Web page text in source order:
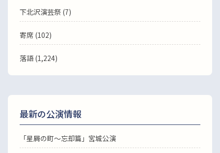
下北沢演芸祭 (7)
寄席 (102)
落語(1,224)
最新の公演情報
「星屑の町～忘却篇」宮城公演